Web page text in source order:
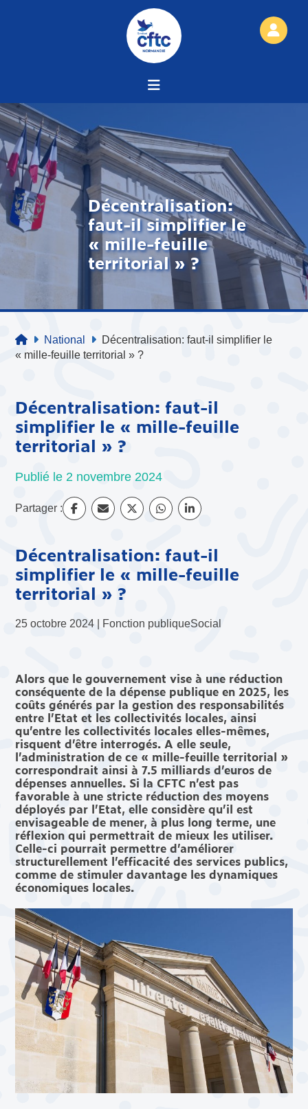
Décentralisation:
faut-il simplifier le
« mille-feuille
territorial » ?
National
Décentralisation: faut-il simplifier le
« mille-feuille territorial » ?
Décentralisation: faut-il
simplifier le « mille-feuille
territorial » ?
Publié le 2 novembre 2024
Partager :
Décentralisation: faut-il
simplifier le « mille-feuille
territorial » ?
25 octobre 2024 | Fonction publiqueSocial
Alors que le gouvernement vise à une réduction
conséquente de la dépense publique en 2025, les
coûts générés par la gestion des responsabilités
entre l’Etat et les collectivités locales, ainsi
qu’entre les collectivités locales elles-mêmes,
risquent d’être interrogés. A elle seule,
l’administration de ce « mille-feuille territorial »
correspondrait ainsi à 7.5 milliards d’euros de
dépenses annuelles. Si la CFTC n’est pas
favorable à une stricte réduction des moyens
déployés par l’Etat, elle considère qu’il est
envisageable de mener, à plus long terme, une
réflexion qui permettrait de mieux les utiliser.
Celle-ci pourrait permettre d’améliorer
structurellement l’efficacité des services publics,
comme de stimuler davantage les dynamiques
économiques locales.